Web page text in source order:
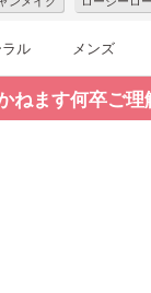
ル メンズ
ます何卒ご理